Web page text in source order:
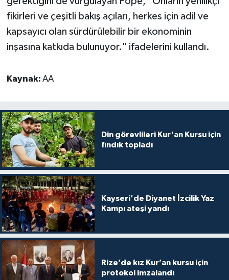
fikirleri ve çeşitli bakış açıları, herkes için adil ve
kapsayıcı olan sürdürülebilir bir ekonominin
inşasına katkıda bulunuyor." ifadelerini kullandı.
Kaynak: AA
Din görevlileri Kur'an Kursu için
fındık topladı
Kayseri'de Diyanet İzcilik Yaz
Kampı ateşi yandı
Rize’de kız Kur’an kursu için
protokol imzalandı
Kahramanmaraş Müftülüğü
Kastamonu Müftülüğü
Kayseri Müftülüğü
Kilis Müftülüğü
Kırıkkale Müftülüğü
Kırklareli Müftülüğü
Kırşehir Müftülüğü
Kocaeli Müftülüğü